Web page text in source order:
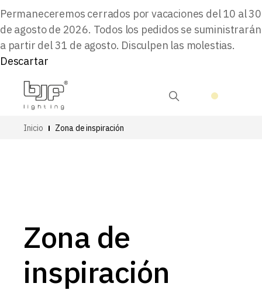
Permaneceremos cerrados por vacaciones del 10 al 30
de agosto de 2026. Todos los pedidos se suministrarán
a partir del 31 de agosto. Disculpen las molestias.
Descartar
Inicio Zona de inspiración
Zona de
inspiración